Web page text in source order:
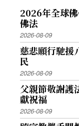
2026年全球
佛法
2026-08-09
慈悲願行馳
民
2026-08-09
父親節敬謝
獻祝福
2026-08-09